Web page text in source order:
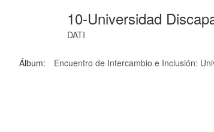
10-Universidad
DATI
Álbum: Encuentro de Intercambio e Inclusión: